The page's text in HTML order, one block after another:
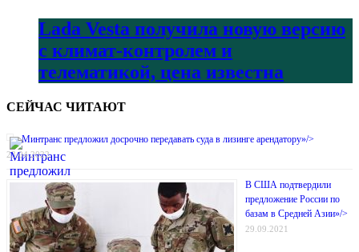
Lada Vesta получила новую версию
с климат-контролем и
телематикой, цена известна
СЕЙЧАС ЧИТАЮТ
Минтранс предложил досрочно передавать суда в лизинге арендатору»/>
23.04.2022
В США подтвердили
предложение России по
базам в Средней Азии»/>
29.09.2021